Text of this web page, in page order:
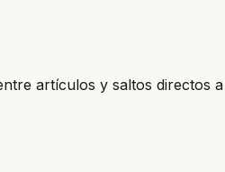
artículos y saltos directos